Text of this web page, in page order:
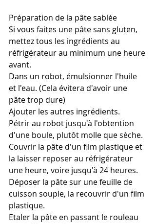
Préparation de la pâte sablée
Si vous faites une pâte sans gluten,
mettez tous les ingrédients au
réfrigérateur au minimum une heure
avant.
Dans un robot, émulsionner l'huile
et l'eau. (Cela évitera d'avoir une
pâte trop dure)
Ajouter les autres ingrédients.
Pétrir au robot jusqu'à l'obtention
d'une boule, plutôt molle que sèche.
Couvrir la pâte d'un film plastique et
la laisser reposer au réfrigérateur
une heure, voire jusqu'à 24 heures.
Déposer la pâte sur une feuille de
cuisson souple, la recouvrir d'un film
plastique.
Etaler la pâte en passant le rouleau